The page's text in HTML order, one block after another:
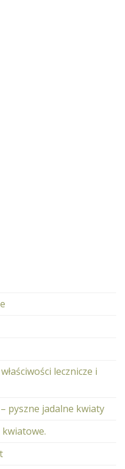
lecznicze i
pyszne jadalne kwiaty
kwiatowe.